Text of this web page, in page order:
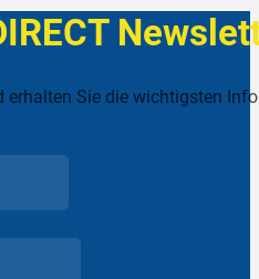
erhalten Sie die wichtigsten